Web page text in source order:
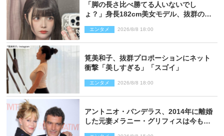
「脚の長さ比べ勝てる人いないでし
ょ？」身長182cm美女モデル、抜群のプ
エンタメ 2026/8/8 18:00
筧美和子、抜群プロポーションにネット
衝撃「美しすぎる」「スゴイ」
エンタメ 2026/8/8 18:00
アントニオ・バンデラス、2014年に離婚
した元妻メラニー・グリフィスは今も